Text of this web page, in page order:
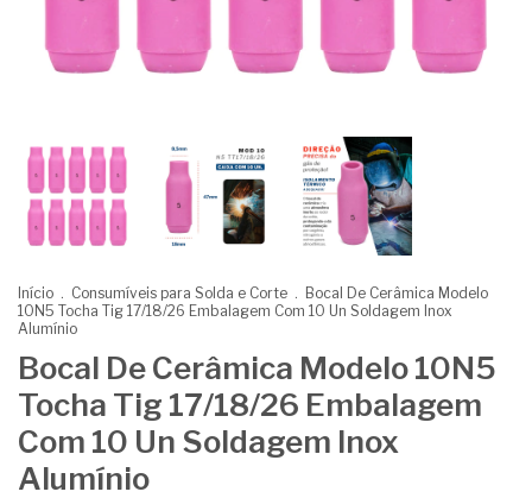
Início . Consumíveis para Solda e Corte . Bocal De Cerâmica Modelo
10N5 Tocha Tig 17/18/26 Embalagem Com 10 Un Soldagem Inox
Alumínio
Bocal De Cerâmica Modelo 10N5
Tocha Tig 17/18/26 Embalagem
Com 10 Un Soldagem Inox
Alumínio